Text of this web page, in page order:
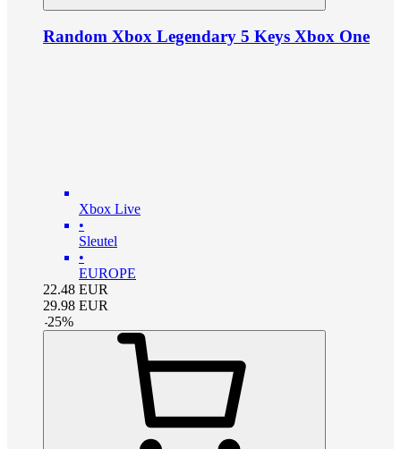
Random Xbox Legendary 5 Keys Xbox One
Xbox Live
•
Sleutel
•
EUROPE
22.48 EUR
29.98 EUR
-25%